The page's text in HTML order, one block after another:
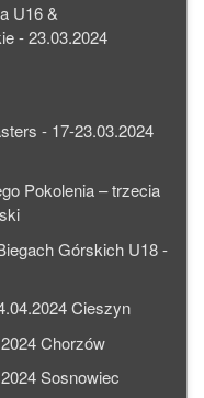
U16 &
- 23.03.2024
- 17-23.03.2024
Pokolenia – trzecia
Górskich U18 -
Cieszyn
Chorzów
Sosnowiec